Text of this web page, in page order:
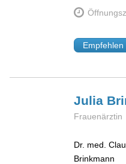
Empfehlen
Julia
Frauenärztin
Dr. med.
Brinkmann